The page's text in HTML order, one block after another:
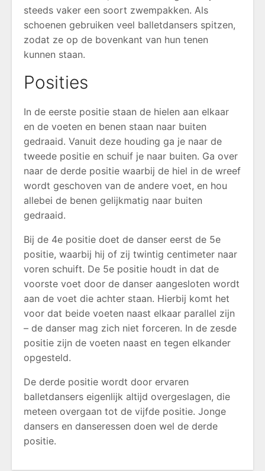
steeds vaker een soort zwempakken. Als
schoenen gebruiken veel balletdansers spitzen,
zodat ze op de bovenkant van hun tenen
kunnen staan.
Posities
In de eerste positie staan de hielen aan elkaar
en de voeten en benen staan naar buiten
gedraaid. Vanuit deze houding ga je naar de
tweede positie en schuif je naar buiten. Ga over
naar de derde positie waarbij de hiel in de wreef
wordt geschoven van de andere voet, en hou
allebei de benen gelijkmatig naar buiten
gedraaid.
Bij de 4e positie doet de danser eerst de 5e
positie, waarbij hij of zij twintig centimeter naar
voren schuift. De 5e positie houdt in dat de
voorste voet door de danser aangesloten wordt
aan de voet die achter staan. Hierbij komt het
voor dat beide voeten naast elkaar parallel zijn
– de danser mag zich niet forceren. In de zesde
positie zijn de voeten naast en tegen elkander
opgesteld.
De derde positie wordt door ervaren
balletdansers eigenlijk altijd overgeslagen, die
meteen overgaan tot de vijfde positie. Jonge
dansers en danseressen doen wel de derde
positie.